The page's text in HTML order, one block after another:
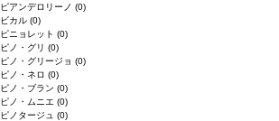
ピアンデロリーノ (0)
ビカル (0)
ピニョレット (0)
ピノ・グリ (0)
ピノ・グリージョ (0)
ピノ・ネロ (0)
ピノ・ブラン (0)
ピノ・ムニエ (0)
ピノタージュ (0)